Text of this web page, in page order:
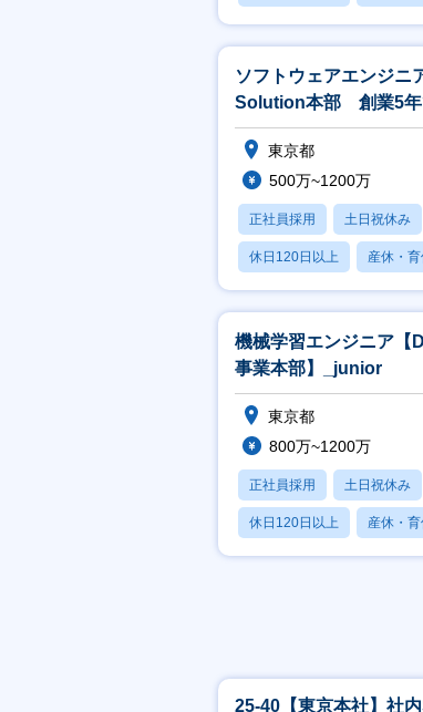
賞与あり
ソフトウェアエンジニ
Solution本部 創業5年
1,000億円超／東大発
東京都
500万~1200万
正社員採用 土日祝休み
休日120日以上 産休・育
賞与あり
機械学習エンジニア【
事業本部】_junior
東京都
800万~1200万
正社員採用 土日祝休み
休日120日以上 産休・育
賞与あり
25-40【東京本社】社